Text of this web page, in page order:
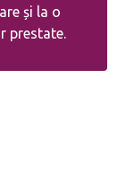
și la o
prestate.